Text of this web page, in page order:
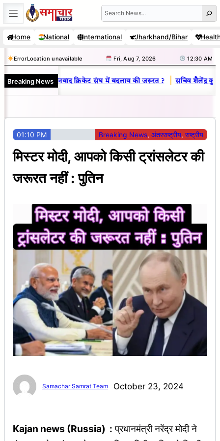
Skip
to
content
Search
Home National International Jharkhand/Bihar
ErrorLocation unavailable Fri, Aug 7, 2026 12:30 AM
Breaking News
: जानें क्यों है धनबाद क्रिकेट संघ में बदलाव की जरूरत ? | सचिव शैलेंद्र कुमार
01:10 PM Breaking News, अंतरराष्ट्रीय, राष्ट्रीय
मिस्टर मोदी, आपको किसी ट्रांसलेटर की
जरूरत नहीं : पुतिन
Samachar Samrat Team October 23, 2024
Kajan news (Russia) : प्रधानमंत्री नरेंद्र मोदी ने